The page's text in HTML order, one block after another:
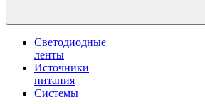
Светодиодные
ленты
Источники
питания
Системы